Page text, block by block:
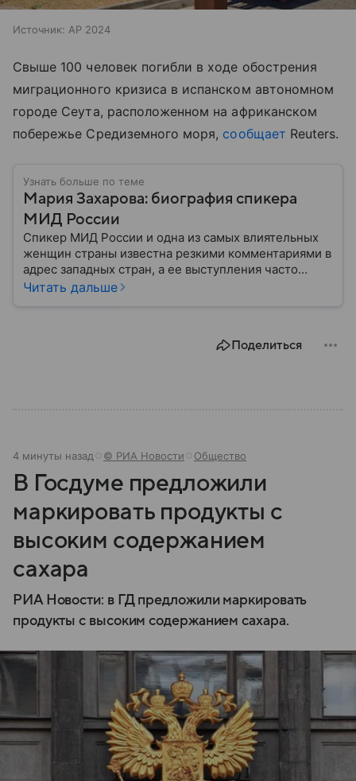
Источник: AP 2024
Свыше 100 человек погибли в ходе обострения
миграционного кризиса в испанском автономном
городе Сеута, расположенном на африканском
побережье Средиземного моря, сообщает Reuters.
Узнать больше по теме
Мария Захарова: биография спикера
МИД России
Спикер МИД России и одна из самых влиятельных
женщин страны известна резкими комментариями в
адрес западных стран, а ее выступления часто
оказываются в центре внимания СМИ. Собрали
Читать дальше
Поделиться
4 минуты назад © РИА Новости Общество
В Госдуме предложили
маркировать продукты с
высоким содержанием
сахара
РИА Новости: в ГД предложили маркировать
продукты с высоким содержанием сахара.